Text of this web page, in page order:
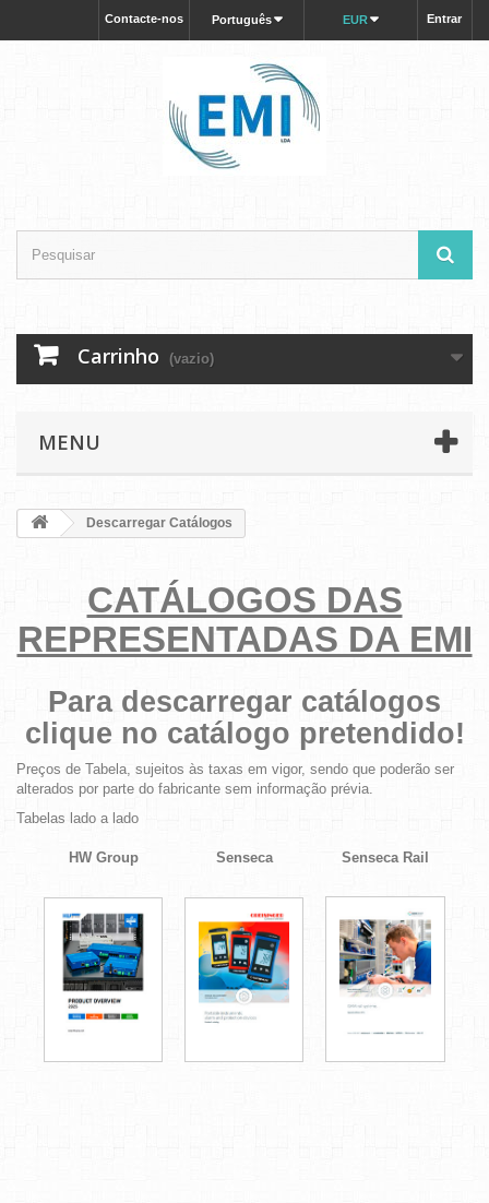
Entrar
EUR
Português
Contacte-nos
Carrinho (vazio)
MENU
Descarregar Catálogos
CATÁLOGOS DAS
REPRESENTADAS DA EMI
Para descarregar catálogos
clique no catálogo pretendido!
Preços de Tabela, sujeitos às taxas em vigor, sendo que poderão ser
alterados por parte do fabricante sem informação prévia.
Tabelas lado a lado
HW Group Senseca Senseca Rail